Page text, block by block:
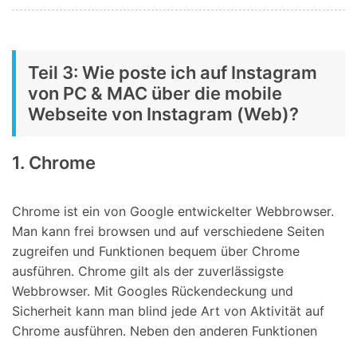
Teil 3: Wie poste ich auf Instagram
von PC & MAC über die mobile
Webseite von Instagram (Web)?
1. Chrome
Chrome ist ein von Google entwickelter Webbrowser.
Man kann frei browsen und auf verschiedene Seiten
zugreifen und Funktionen bequem über Chrome
ausführen. Chrome gilt als der zuverlässigste
Webbrowser. Mit Googles Rückendeckung und
Sicherheit kann man blind jede Art von Aktivität auf
Chrome ausführen. Neben den anderen Funktionen